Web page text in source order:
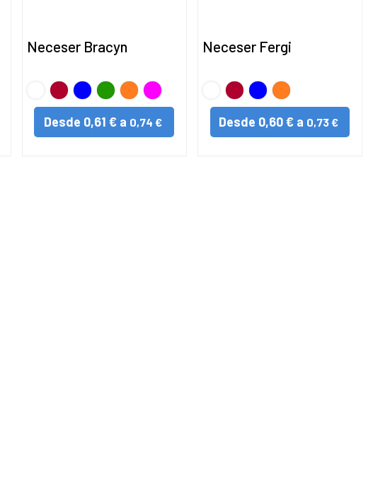
Neceser Bracyn
BLANCO
Rojo AZULVERDENARANJA
FUCSIA
Desde 0,61 € a 0,74 €
Neceser Fergi
BLANCO
Rojo AZULNARANJA
Desde 0,60 € a 0,73 €